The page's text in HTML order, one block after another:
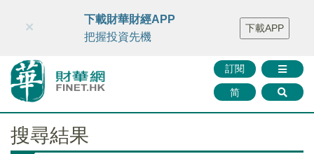
財華智庫網 FINTV FINMETA 財華證券 媒體矩陣
智庫沙龍
聯絡我們
訂閱
简
×
下載財華財經APP
把握投資先機
下載APP
搜尋結果